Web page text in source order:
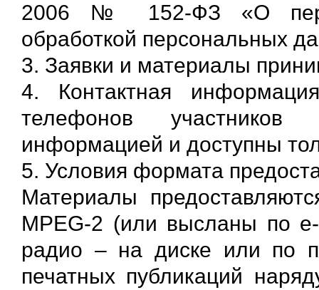
2006 № 152-ФЗ «О
обработкой персональных
3. Заявки и материалы
4. Контактная
телефонов
информацией и доступны
5. Условия формата
Материалы
MPEG-2 (или высланы по
радио – на диске или по
печатных публикаций